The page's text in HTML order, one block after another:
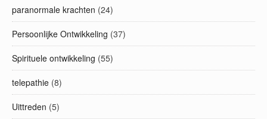
paranormale krachten (24)
Persoonlijke Ontwikkeling (37)
Spirituele ontwikkeling (55)
telepathie (8)
Uittreden (5)